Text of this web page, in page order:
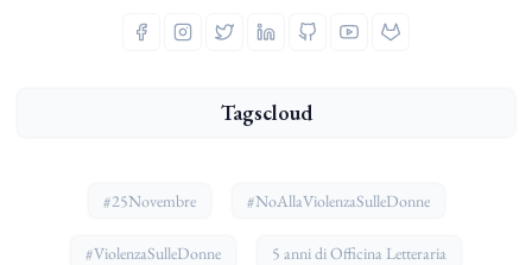
Tagscloud
#25Novembre #NoAllaViolenzaSulleDonne
#ViolenzaSulleDonne 5 anni di Officina Letteraria